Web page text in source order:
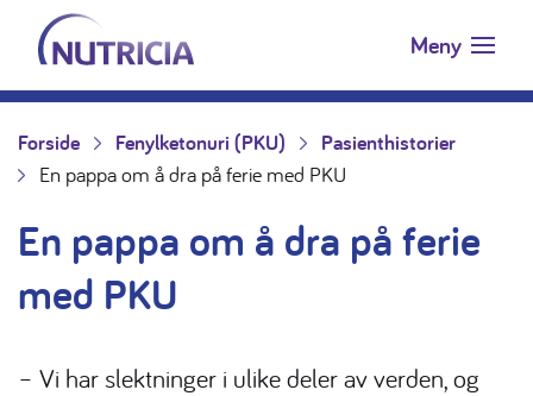
Hopp til innholdet
Nutricia.no Meny
Forside Fenylketonuri (PKU)
Pasienthistorier
En pappa om å dra på ferie med PKU
En pappa om å dra på ferie
med PKU
– Vi har slektninger i ulike deler av verden, og